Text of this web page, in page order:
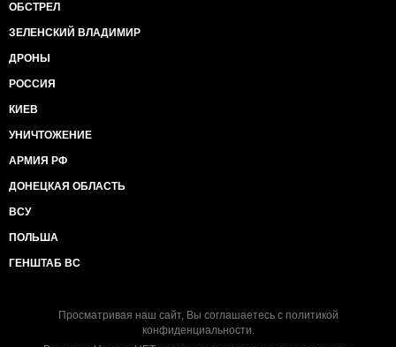
ОБСТРЕЛ
ЗЕЛЕНСКИЙ ВЛАДИМИР
ДРОНЫ
РОССИЯ
КИЕВ
УНИЧТОЖЕНИЕ
АРМИЯ РФ
ДОНЕЦКАЯ ОБЛАСТЬ
ВСУ
ПОЛЬША
ГЕНШТАБ ВС
Просматривая наш сайт, Вы соглашаетесь с политикой
конфиденциальности.